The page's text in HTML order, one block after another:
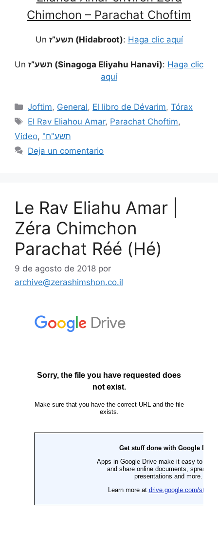
Chimchon – Parachat Choftim
Un תשע”ז (Hidabroot): Haga clic aquí
Un תשע”ז (Sinagoga Eliyahu Hanavi): Haga clic
aquí
Joftim, General, El libro de Dévarim,Tórax
El Rav Eliahou Amar, Parachat Choftim,
Video,
"תשע"ח
Deja un comentario
Le Rav Eliahu Amar |
Zéra Chimchon
Parachat Réé (Hé)
9 de agosto de 2018 por
archive@zerashimshon.co.il